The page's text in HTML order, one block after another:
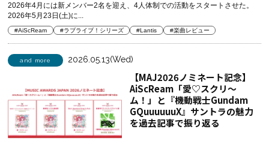
2026年4月には新メンバー2名を迎え、4人体制での活動をスタートさせた。
2026年5月23日(土)に...
#AiScReam #ラブライブ！シリーズ #Lantis #楽曲レビュー
and more 2026.05.13(Wed)
【MAJ2026ノミネート記念】
AiScReam「愛♡スクリ～
ム！」と『機動戦士Gundam
GQuuuuuuX』サントラの魅力
を過去記事で振り返る